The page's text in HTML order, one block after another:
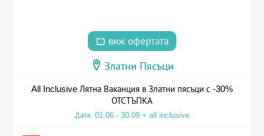
виж офертата
Златни Пясъци
All Inclusive Лятна Ваканция в Златни пясъци с -30%
ОТСТЪПКА
Дата: 01.06 - 30.09 + all inclusive